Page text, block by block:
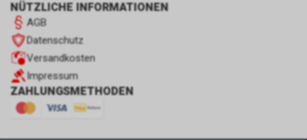
NÜTZLICHE INFORMATIONEN
AGB
Datenschutz
Versandkosten
Impressum
ZAHLUNGSMETHODEN